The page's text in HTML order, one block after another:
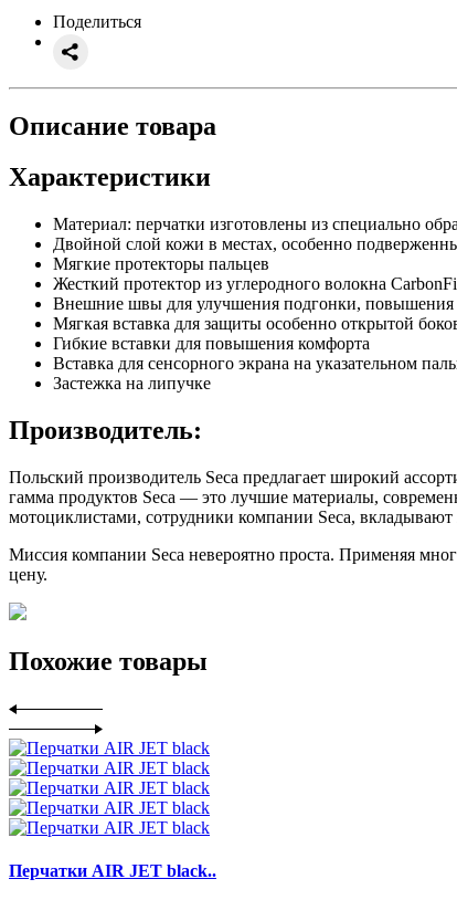
Поделиться
Описание товара
Характеристики
Материал: перчатки изготовлены из специально
Двойной слой кожи в местах, особенно
Мягкие протекторы пальцев
Жесткий протектор из углеродного волокна
Внешние швы для улучшения подгонки, повышения
Мягкая вставка для защиты особенно открытой
Гибкие вставки для повышения комфорта
Вставка для сенсорного экрана на указательном
Застежка на липучке
Производитель:
Польский производитель Seca предлагает широкий
гамма продуктов Seca — это лучшие материалы,
мотоциклистами, сотрудники компании Seca,
Миссия компании Seca невероятно проста. Применяя
цену.
Похожие товары
Перчатки AIR JET black..